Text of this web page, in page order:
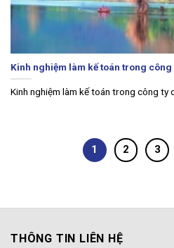
Kinh nghiệm làm kế toán trong
Kinh nghiệm làm kế toán trong công ty
1 2 3
THÔNG TIN LIÊN HỆ